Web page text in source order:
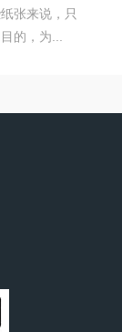
张来说，只
的，为...